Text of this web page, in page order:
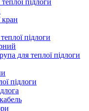
підлоги
кран
підлоги
для теплої підлоги
підлоги